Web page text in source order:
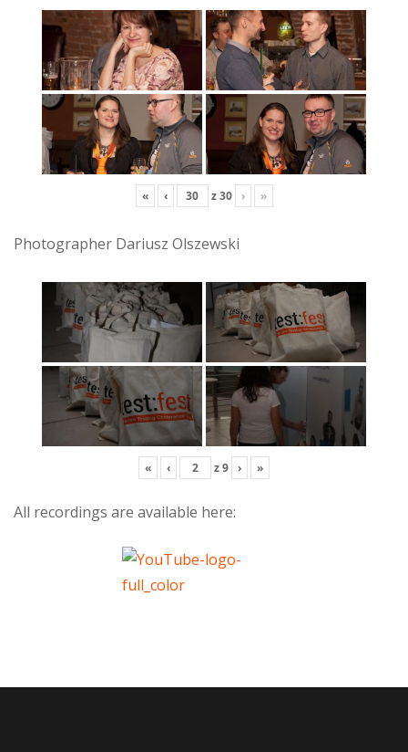
« ‹ z30 › »
Photographer Dariusz Olszewski
« ‹ z9 › »
All recordings are available here: